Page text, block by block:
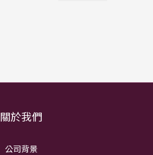
關於我們
公司背景